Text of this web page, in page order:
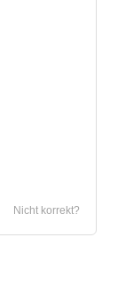
Nicht korrekt?